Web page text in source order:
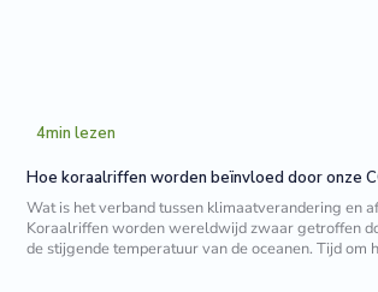
4min lezen
Hoe koraalriffen worden beïnvloed door onze
Wat is het verband tussen klimaatverandering en
Koraalriffen worden wereldwijd zwaar getroffen
de stijgende temperatuur van de oceanen. Tijd om